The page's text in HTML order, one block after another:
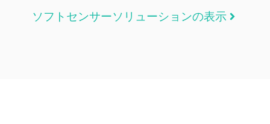
ソフトセンサーソリューションの表示